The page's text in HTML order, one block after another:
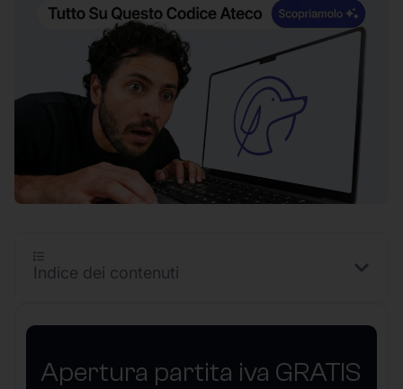
Apertura partita iva GRATIS
Indice dei contenuti